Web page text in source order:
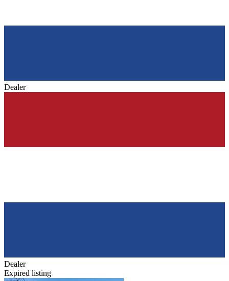
Dealer
Dealer
Expired listing